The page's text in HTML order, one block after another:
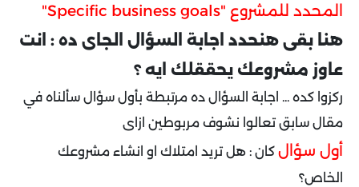
المحدد للمشروع "Specific business goals"
هنا بقى هنحدد اجابة السؤال الجاى ده : انت
عاوز مشروعك يحققلك ايه ؟
ركزوا كده ... اجابة السؤال ده مرتبطة بأول سؤال سألناه في
مقال سابق تعالوا نشوف مربوطين ازاى
أول سؤال كان : هل تريد امتلاك او انشاء مشروعك
الخاص؟